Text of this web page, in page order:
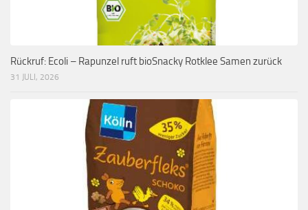
Rückruf: Ecoli – Rapunzel ruft bioSnacky Rotklee Samen zurück
31 JULI, 2026